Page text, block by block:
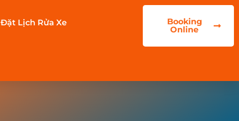
Đặt Lịch Rửa Xe
Booking
Online